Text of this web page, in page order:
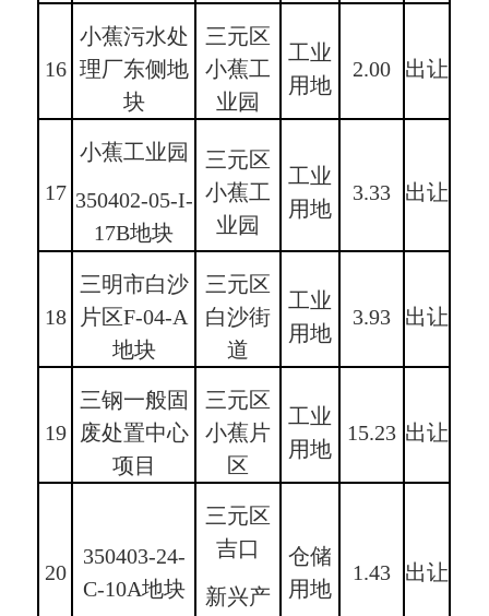
16
小蕉污水处
理厂东侧地
块
三元区
小蕉工
业园
工业
用地
2.00 出让
17
小蕉工业园
350402-05-I-
17B地块
三元区
小蕉工
业园
工业
用地
3.33 出让
18
三明市白沙
片区F-04-A
地块
三元区
白沙街
道
工业
用地
3.93 出让
19
三钢一般固
废处置中心
项目
三元区
小蕉片
区
工业
用地
15.23 出让
20
350403-24-
C-10A地块
三元区
吉口
新兴产
仓储
用地
1.43 出让